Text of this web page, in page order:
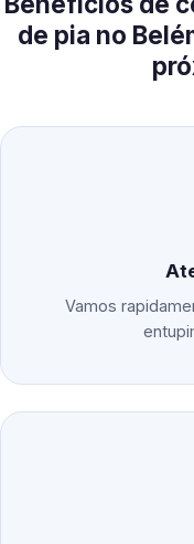
de pia no
Vamos